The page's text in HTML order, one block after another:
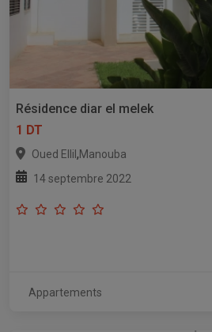
Résidence diar el melek
1 DT
Oued Ellil ,Manouba
14 septembre 2022
Appartements